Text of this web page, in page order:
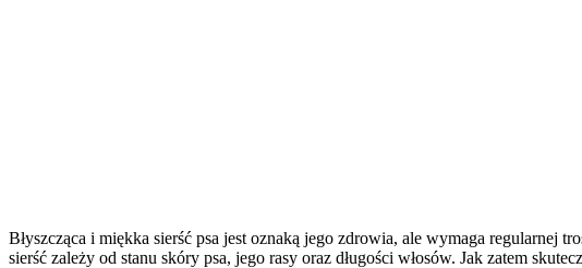
Błyszcząca i miękka sierść psa jest oznaką jego zdrowia, ale wymaga regularnej
sierść zależy od stanu skóry psa, jego rasy oraz długości włosów. Jak zatem